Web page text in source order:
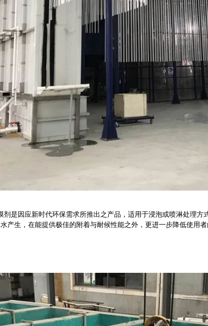
剂是因应新时代环保需求所推出之产品，适用于浸泡或喷淋处理
产生，在能提供极佳的附着与耐候性能之外，更进一步降低使用